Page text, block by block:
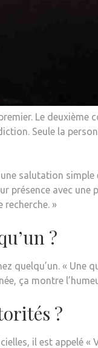
Le
Seule la
salutation
avec une
recherche. »
?
quelqu’un. «
ça montre
?
il est appelé «